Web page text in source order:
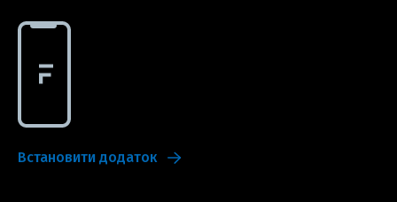
Встановити додаток